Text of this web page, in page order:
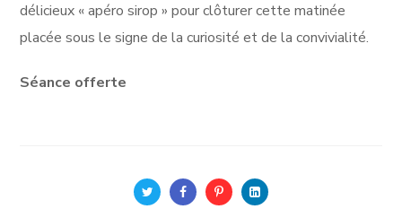
délicieux « apéro sirop » pour clôturer cette matinée
placée sous le signe de la curiosité et de la convivialité.
Séance offerte